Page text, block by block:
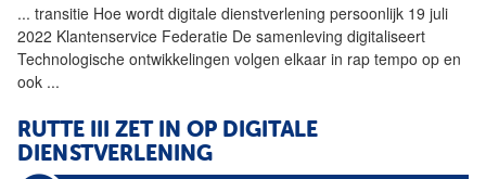
... transitie Hoe wordt digitale dienstverlening persoonlijk 19 juli
2022 Klantenservice Federatie De samenleving digitaliseert
Technologische ontwikkelingen volgen elkaar in rap tempo op en
ook ...
RUTTE III ZET IN OP DIGITALE
DIENSTVERLENING